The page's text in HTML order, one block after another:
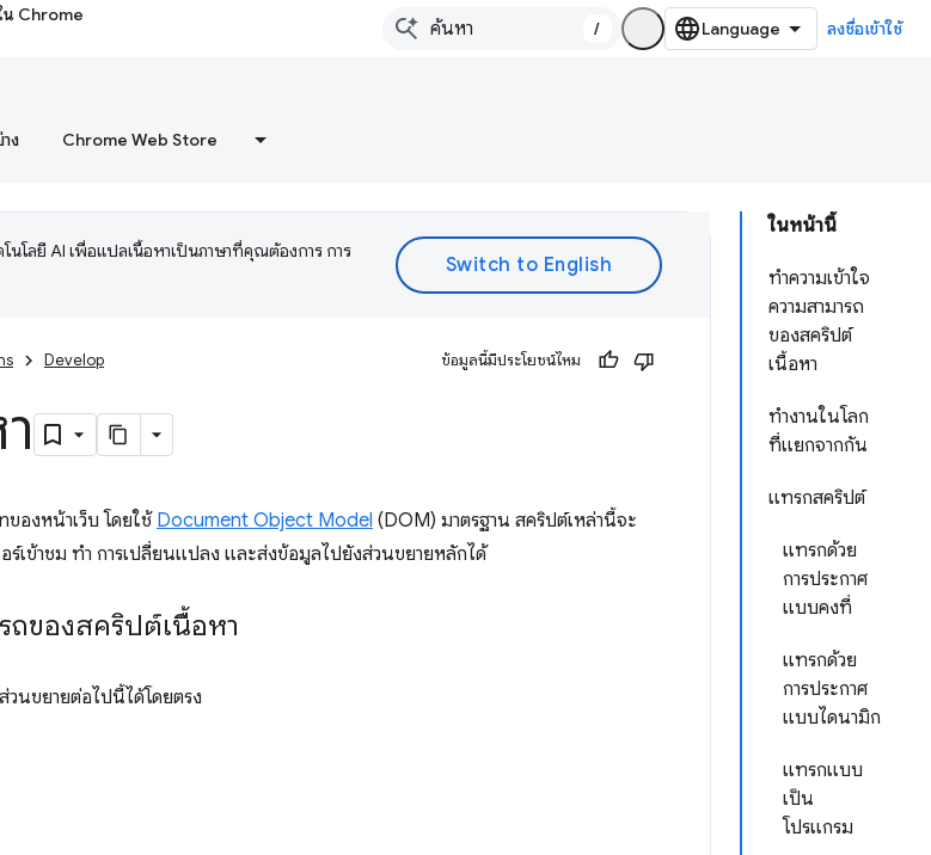
น Chrome
/ ลงชื่อเข้าใช้
ง Chrome Web Store
ในหน้านี้
ทำความเข้าใจ
ความสามารถ
ของสคริปต์
เนื้อหา
ทำงานในโลก
ที่แยกจากกัน
แทรกสคริปต์
แทรกด้วย
การประกาศ
แบบคงที่
แทรกด้วย
การประกาศ
แบบไดนามิก
แทรกแบบ
เป็น
โปรแกรม
นโลยี AI เพื่อแปลเนื้อหาเป็นภาษาที่คุณต้องการ การ
Develop ข้อมูลนี้มีประโยชน์ไหม
องหน้าเว็บ โดยใช้ Document Object Model (DOM) มาตรฐาน สคริปต์เหล่านี้จะ
อร์เข้าชม ทำ การเปลี่ยนแปลง และส่งข้อมูลไปยังส่วนขยายหลักได้
ถของสคริปต์เนื้อหา
วนขยายต่อไปนี้ได้โดยตรง